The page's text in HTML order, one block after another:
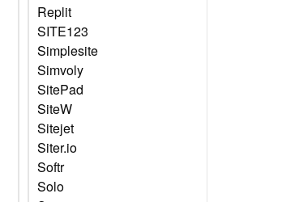
Replit
SITE123
Simplesite
Simvoly
SitePad
SiteW
Sitejet
Siter.io
Softr
Solo